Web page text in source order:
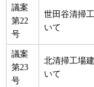
議案
第22
号
世田谷清掃
いて
議案
第23
号
北清掃工場
いて